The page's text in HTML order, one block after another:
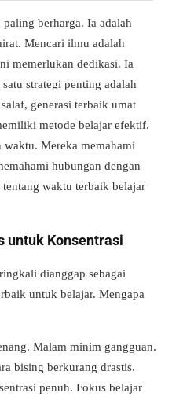
paling berharga. Ia adalah
Mencari ilmu adalah
memerlukan dedikasi. Ia
strategi penting adalah
generasi terbaik umat
metode belajar efektif.
Mereka memahami
hubungan dengan
waktu terbaik belajar
untuk Konsentrasi
dianggap sebagai
untuk belajar. Mengapa
Malam minim gangguan.
bising berkurang drastis.
penuh. Fokus belajar